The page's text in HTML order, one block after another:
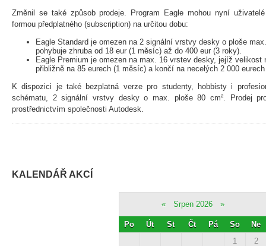
Změnil se také způsob prodeje. Program Eagle mohou nyní
formou předplatného (subscription) na určitou dobu:
Eagle Standard je omezen na 2 signální vrstvy desky o ploše
pohybuje zhruba od 18 eur (1 měsíc) až do 400 eur (3 roky).
Eagle Premium je omezen na max. 16 vrstev desky, jejíž velikost
přibližně na 85 eurech (1 měsíc) a končí na necelých 2 000
K dispozici je také bezplatná verze pro studenty, hobbisty i
schématu, 2 signální vrstvy desky o max. ploše 80 cm². Prodej
prostřednictvím společnosti Autodesk.
KALENDÁŘ AKCÍ
« Srpen 2026 »
Po Út St Čt Pá So
Ne
1
2